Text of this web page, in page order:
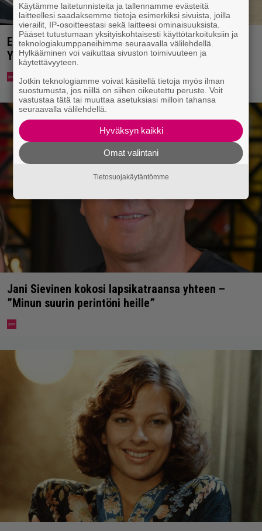
Eppu Normaalin viimeinen konsertti esitetään
Ylellä
Jani Sievinen kokosi lapsikatraansa yhteen –
”Minun suurin perintöni heille”
Käytämme laitetunnisteita ja tallennamme evästeitä
laitteellesi saadaksemme tietoja esimerkiksi sivuista, joilla
vierailit, IP-osoitteestasi sekä laitteesi ominaisuuksista.
Pääset tutustumaan yksityiskohtaisesti käyttötarkoituksiin ja
teknologiakumppaneihimme seuraavalla välilehdellä.
Hylkääminen voi vaikuttaa sivuston toimivuuteen ja
käytettävyyteen.
Jotkin teknologiamme voivat käsitellä tietoja myös ilman
suostumusta, jos niillä on siihen oikeutettu peruste. Voit
vastustaa tätä tai muuttaa asetuksiasi milloin tahansa
seuraavalla välilehdellä.
Hyväksyn kaikki
Omat valintani
Tietosuojakäytäntömme